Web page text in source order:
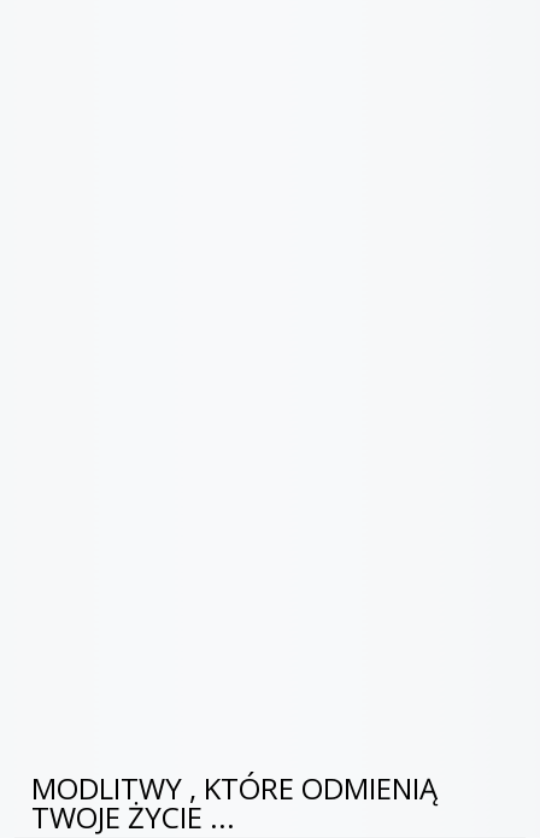
MODLITWY , KTÓRE ODMIENIĄ
TWOJE ŻYCIE ...